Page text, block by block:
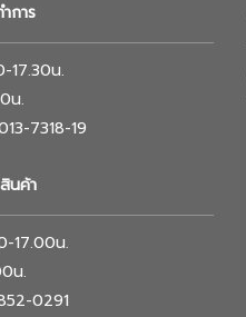
การ
17.30น.
น.
7318-19
นค้า
17.00น.
น.
0291